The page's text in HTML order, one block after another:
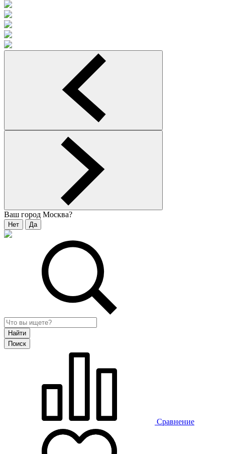
Ваш город Москва?
Нет Да
Сравнение